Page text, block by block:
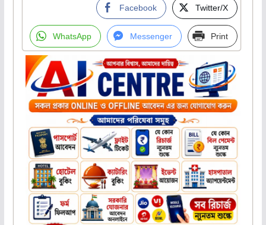
Facebook Twitter/X
WhatsApp Messenger Print